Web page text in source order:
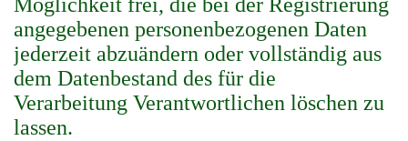
angegebenen personenbezogenen Daten
jederzeit abzuändern oder vollständig aus
dem Datenbestand des für die
Verarbeitung Verantwortlichen löschen zu
lassen.